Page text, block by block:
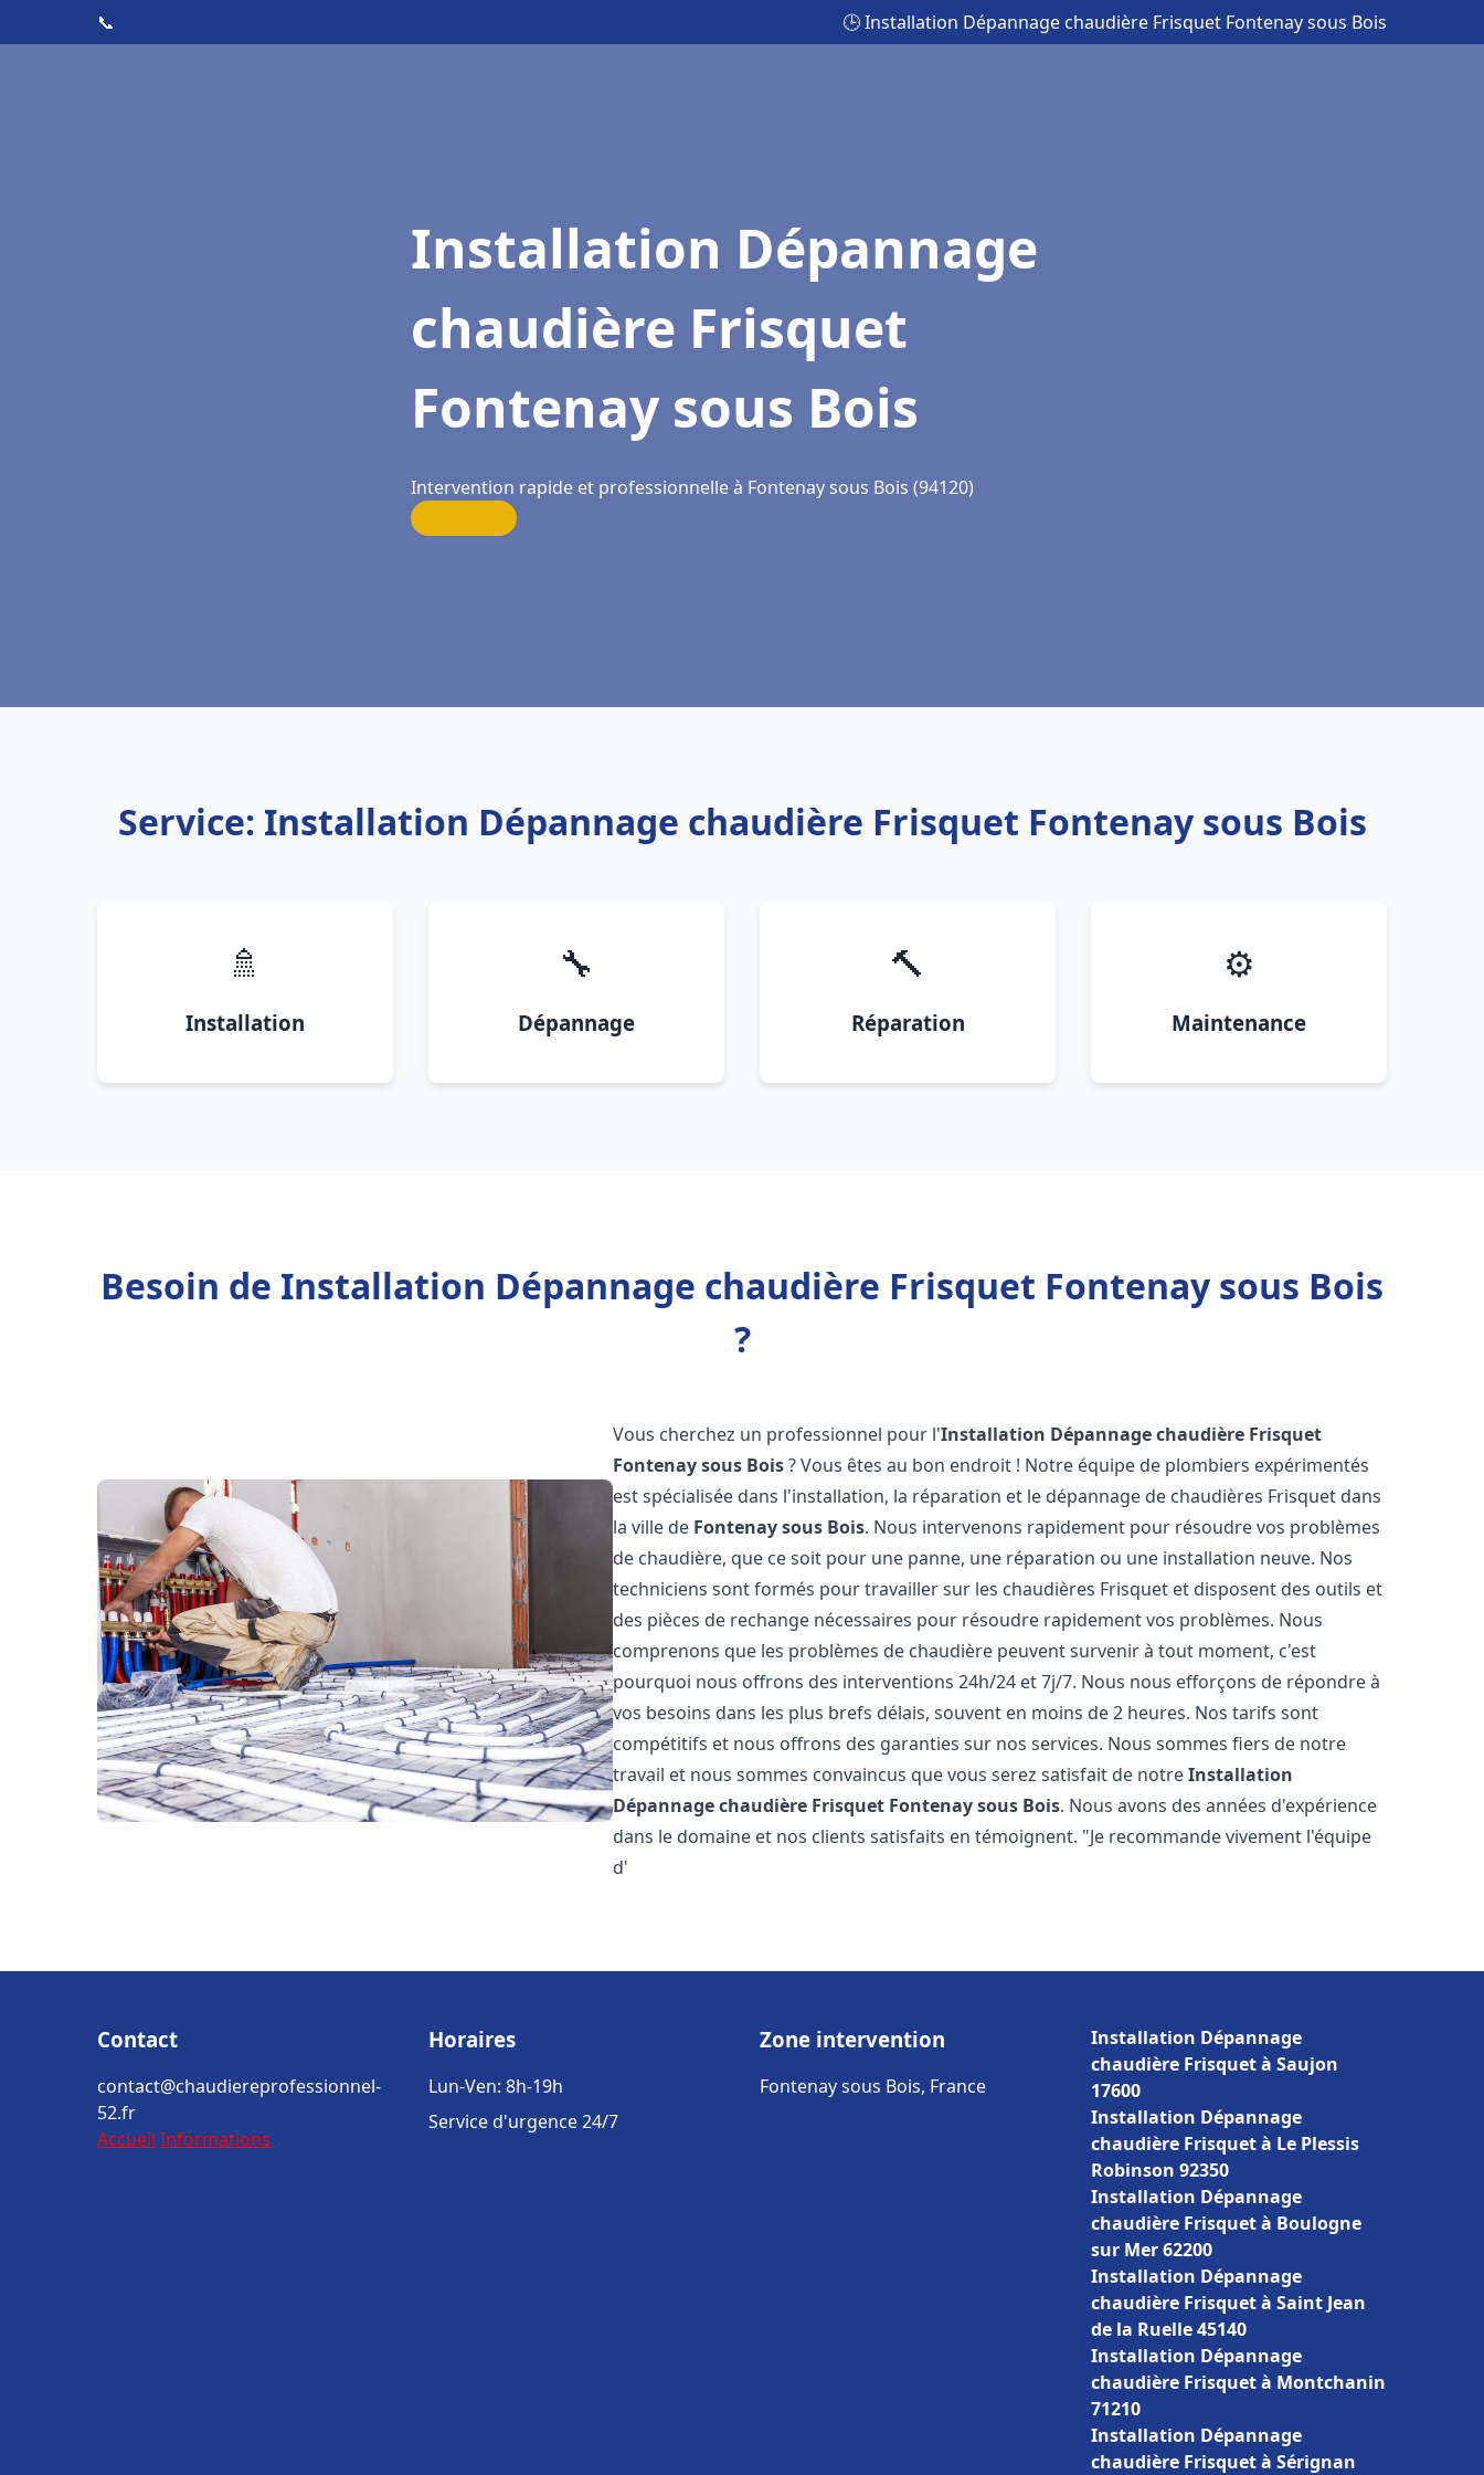
📞 🕒 Installation Dépannage chaudière Frisquet Fontenay sous Bois
Installation Dépannage
chaudière Frisquet
Fontenay sous Bois
Intervention rapide et professionnelle à Fontenay sous Bois (94120)
Service: Installation Dépannage chaudière Frisquet Fontenay sous Bois
🚿
Installation
🔧
Dépannage
🔨
Réparation
⚙️
Maintenance
Besoin de Installation Dépannage chaudière Frisquet Fontenay sous Bois
?
Vous cherchez un professionnel pour l'Installation Dépannage chaudière Frisquet
Fontenay sous Bois? Vous êtes au bon endroit ! Notre équipe de plombiers expérimentés
est spécialisée dans l'installation, la réparation et le dépannage de chaudières Frisquet dans
la ville de Fontenay sous Bois. Nous intervenons rapidement pour résoudre vos problèmes
de chaudière, que ce soit pour une panne, une réparation ou une installation neuve. Nos
techniciens sont formés pour travailler sur les chaudières Frisquet et disposent des outils et
des pièces de rechange nécessaires pour résoudre rapidement vos problèmes. Nous
comprenons que les problèmes de chaudière peuvent survenir à tout moment, c'est
pourquoi nous offrons des interventions 24h/24 et 7j/7. Nous nous efforçons de répondre à
vos besoins dans les plus brefs délais, souvent en moins de 2 heures. Nos tarifs sont
compétitifs et nous offrons des garanties sur nos services. Nous sommes fiers de notre
travail et nous sommes convaincus que vous serez satisfait de notreInstallation
Dépannage chaudière Frisquet Fontenay sous Bois. Nous avons des années d'expérience
dans le domaine et nos clients satisfaits en témoignent. "Je recommande vivement l'équipe
d'
Contact
contact@chaudiereprofessionnel-
52.fr
Accueil Informations
Horaires
Lun-Ven: 8h-19h
Service d'urgence 24/7
Zone intervention
Fontenay sous Bois, France
Installation Dépannage
chaudière Frisquet à Saujon
17600
Installation Dépannage
chaudière Frisquet à Le Plessis
Robinson 92350
Installation Dépannage
chaudière Frisquet à Boulogne
sur Mer 62200
Installation Dépannage
chaudière Frisquet à Saint Jean
de la Ruelle 45140
Installation Dépannage
chaudière Frisquet à Montchanin
71210
Installation Dépannage
chaudière Frisquet à Sérignan